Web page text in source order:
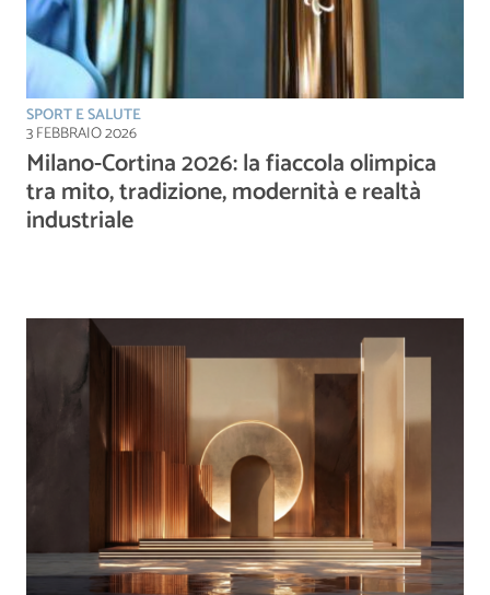
SPORT E SALUTE
3 FEBBRAIO 2026
Milano-Cortina 2026: la fiaccola olimpica
tra mito, tradizione, modernità e realtà
industriale